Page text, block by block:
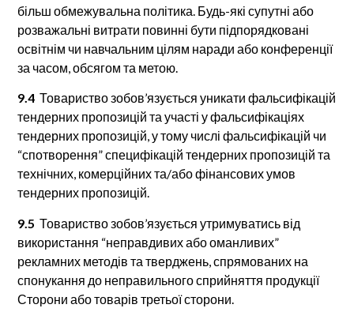
більш обмежувальна політика. Будь-які супутні або
розважальні витрати повинні бути підпорядковані
освітнім чи навчальним цілям наради або конференції
за часом, обсягом та метою.
9.4 Товариство зобов’язується уникати фальсифікацій
тендерних пропозицій та участі у фальсифікаціях
тендерних пропозицій, у тому числі фальсифікацій чи
“спотворення” специфікацій тендерних пропозицій та
технічних, комерційних та/або фінансових умов
тендерних пропозицій.
9.5 Товариство зобов’язується утримуватись від
використання “неправдивих або оманливих”
рекламних методів та тверджень, спрямованих на
спонукання до неправильного сприйняття продукції
Сторони або товарів третьої сторони.